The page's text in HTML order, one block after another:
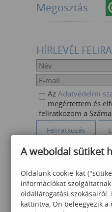
Megosztás
HÍRLEVÉL
Az Adatvédelmi
megértettem és
feliratkozom a
A weboldal sütiket
Oldalunk cookie-kat
információkat
oldallátogatási
kattintva, Ön beleegyezik a